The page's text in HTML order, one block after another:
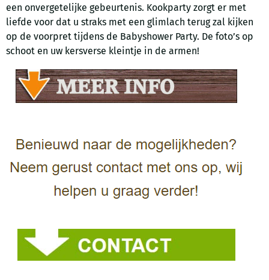
een onvergetelijke gebeurtenis. Kookparty zorgt er met
liefde voor dat u straks met een glimlach terug zal kijken
op de voorpret tijdens de Babyshower Party. De foto’s op
schoot en uw kersverse kleintje in de armen!